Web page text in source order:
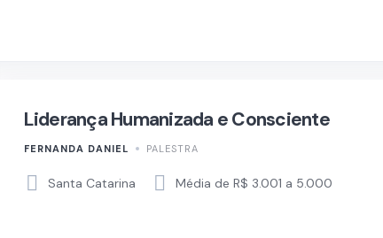
Liderança Humanizada e Consciente
FERNANDA DANIEL PALESTRA
Santa Catarina Média de R$ 3.001 a 5.000